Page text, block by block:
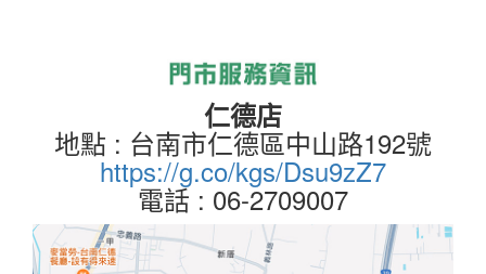
仁德店
地點 : 台南市仁德區中山路192號
https://g.co/kgs/Dsu9zZ7
電話 : 06-2709007